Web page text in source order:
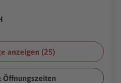
anzeigen (25)
Öffnungszeiten